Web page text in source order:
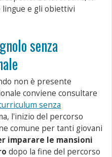
e gli obiettivi
senza
non è presente
conviene consultare
senza
l'inizio del percorso
comune per tanti giovani
imparare le mansioni
dopo la fine del percorso